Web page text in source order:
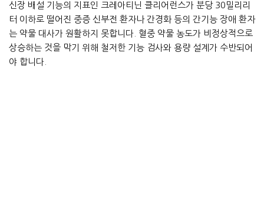
신장 배설 기능의 지표인 크레아티닌 클리어런스가 분당 30밀리리
터 이하로 떨어진 중증 신부전 환자나 간경화 등의 간기능 장애 환자
는 약물 대사가 원활하지 못합니다. 혈중 약물 농도가 비정상적으로
상승하는 것을 막기 위해 철저한 기능 검사와 용량 설계가 수반되어
야 합니다.